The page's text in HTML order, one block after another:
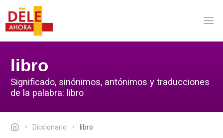
libro
Significado, sinónimos, antónimos y traducciones
de la palabra: libro
Diccionario libro